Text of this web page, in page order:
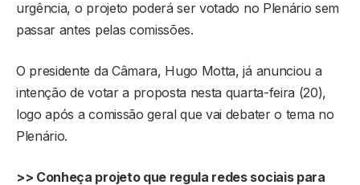
urgência, o projeto poderá ser votado no Plenário sem
passar antes pelas comissões.
O presidente da Câmara, Hugo Motta, já anunciou a
intenção de votar a proposta nesta quarta-feira (20),
logo após a comissão geral que vai debater o tema no
Plenário.
>> Conheça projeto que regula redes sociais para